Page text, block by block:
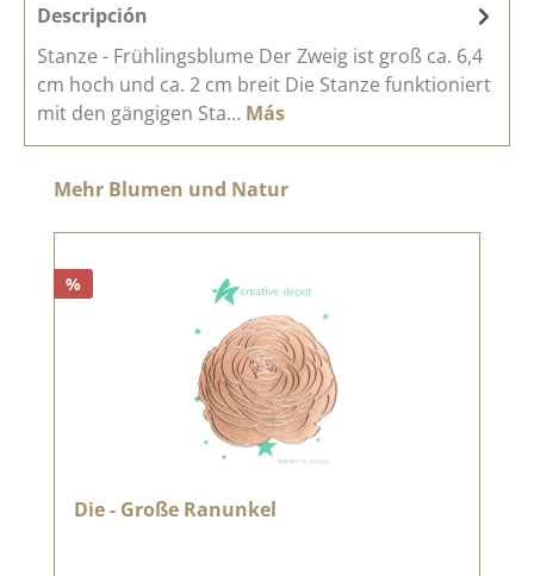
Descripción
Stanze - Frühlingsblume Der Zweig ist groß ca. 6,4
cm hoch und ca. 2 cm breit Die Stanze funktioniert
mit den gängigen Sta… Más
Omitir la galería de productos
Mehr Blumen und Natur
%
Die - Große Ranunkel